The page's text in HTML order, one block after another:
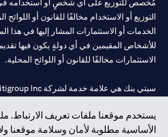
يستخدم موقعنا ملفات تعريف الارتباط.
الأساسية مطلوبة لأمان وسلامة موقعنا
مُخصص للتوزيع على أي شخصٍ أو استخدامه في
التوزيع أو الاستخدام مخالفًا للقانون أو اللوائح
الخدمات أو الاستثمارات المشار إليها في هذا
للأشخاص المقيمين في أي دولةٍ يكون فيها
الاستثمارات مخالفًا للقانون أو اللوائح المحلية.
سيتي بنك إن. إيه. الإمارات مسجل لدى